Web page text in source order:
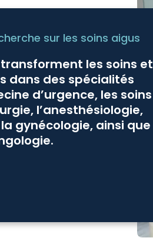
sur les soins aigus
les soins et
dans des spécialités
d’urgence, les soins
l’anesthésiologie,
gynécologie, ainsi que